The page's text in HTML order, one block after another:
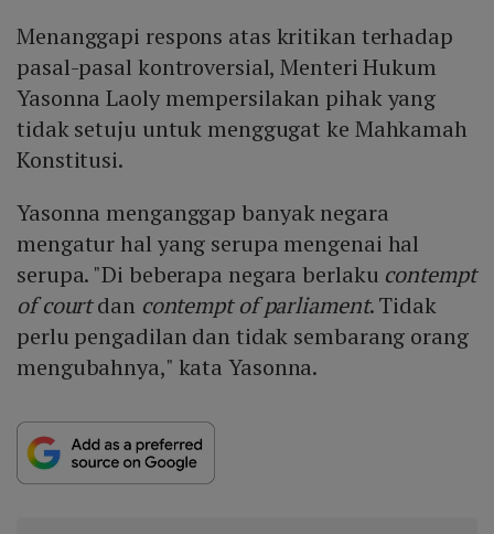
Menanggapi respons atas kritikan terhadap
pasal-pasal kontroversial, Menteri Hukum
Yasonna Laoly mempersilakan pihak yang
tidak setuju untuk menggugat ke Mahkamah
Konstitusi.
Yasonna menganggap banyak negara
mengatur hal yang serupa mengenai hal
serupa. "Di beberapa negara berlaku contempt
of courtdan contempt of parliament. Tidak
perlu pengadilan dan tidak sembarang orang
mengubahnya," kata Yasonna.